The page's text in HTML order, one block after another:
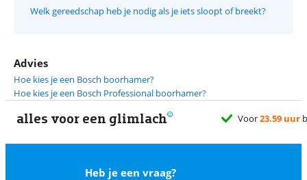
Welk gereedschap heb je nodig als je iets sloopt of breekt?
Advies
Hoe kies je een Bosch boorhamer?
Hoe kies je een Bosch Professional boorhamer?
alles voor een glimlach
Heb je een vraag?